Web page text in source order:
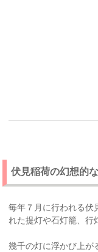
伏見稲荷の幻想的
毎年７月に行われる伏
れた提灯や石灯籠、行
幾千の灯に浮かび上が